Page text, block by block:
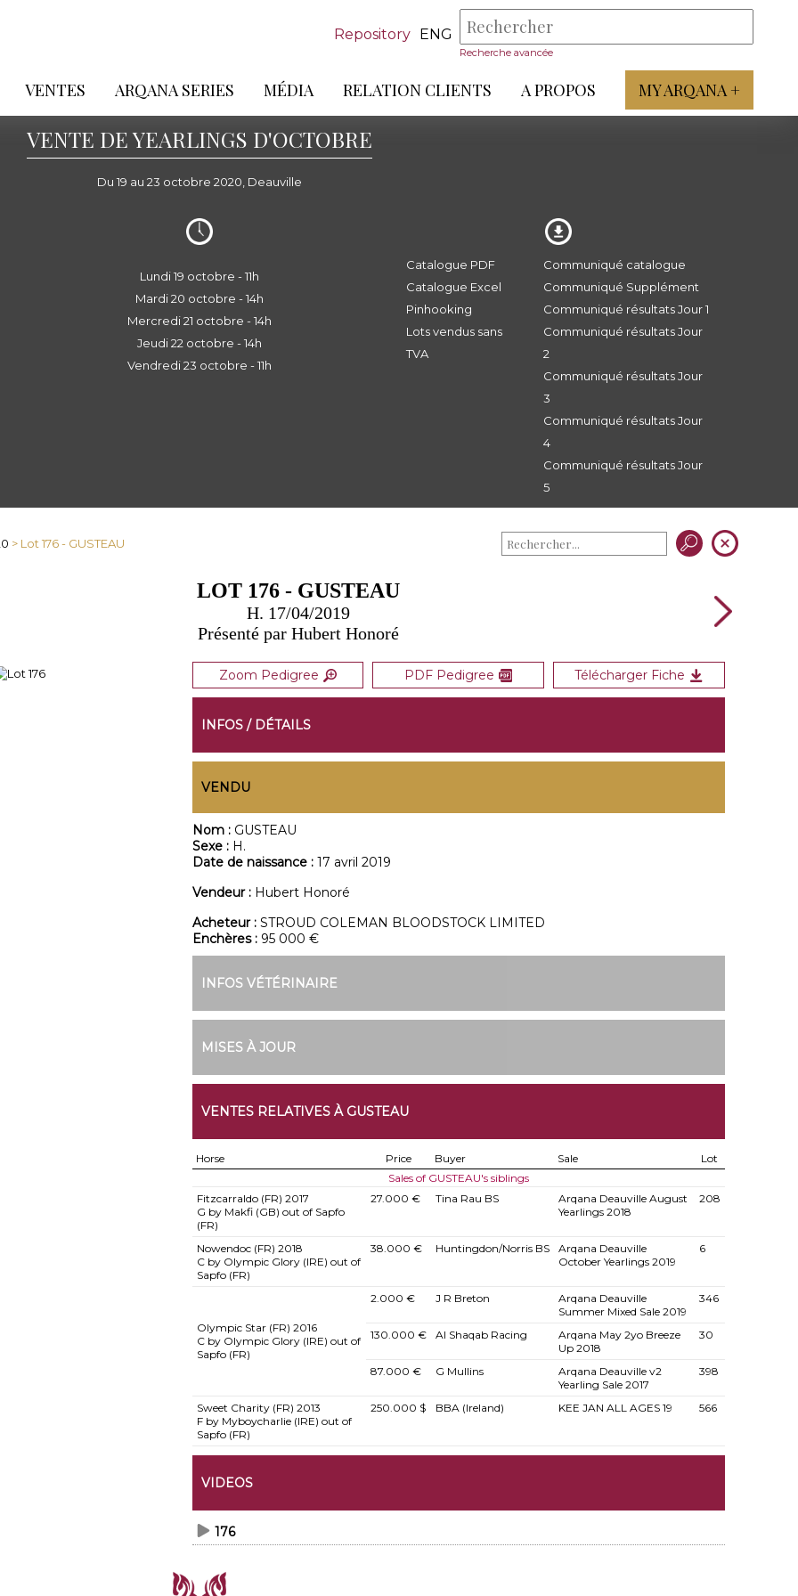
Repository ENG
Recherche avancée
VENTES ARQANA SERIES MÉDIA RELATION CLIENTS A PROPOS MY ARQANA +
VENTE DE YEARLINGS D'OCTOBRE
Du 19 au 23 octobre 2020, Deauville
Lundi 19 octobre - 11h
Mardi 20 octobre - 14h
Mercredi 21 octobre - 14h
Jeudi 22 octobre - 14h
Vendredi 23 octobre - 11h
Catalogue PDF
Catalogue Excel
Pinhooking
Lots vendus sans
TVA
Communiqué catalogue
Communiqué Supplément
Communiqué résultats Jour 1
Communiqué résultats Jour
2
Communiqué résultats Jour
3
Communiqué résultats Jour
4
Communiqué résultats Jour
5
> Lot 176 - GUSTEAU
LOT 176 - GUSTEAU
H. 17/04/2019
Présenté par Hubert Honoré
Zoom Pedigree PDF Pedigree Télécharger Fiche
INFOS / DÉTAILS
VENDU
Nom : GUSTEAU
Sexe : H.
Date de naissance : 17 avril 2019
Vendeur : Hubert Honoré
Acheteur : STROUD COLEMAN BLOODSTOCK LIMITED
Enchères : 95 000 €
INFOS VÉTÉRINAIRE
MISES À JOUR
VENTES RELATIVES À GUSTEAU
Horse Price Buyer Sale
Lot
Sales of GUSTEAU's siblings
Fitzcarraldo (FR) 2017
G by Makfi (GB) out of Sapfo
(FR)
27.000 € Tina Rau BS
Arqana Deauville August
Yearlings 2018
208
Nowendoc (FR) 2018
C by Olympic Glory (IRE) out of
Sapfo (FR)
38.000 € Huntingdon/Norris BS
Arqana Deauville
October Yearlings 2019
6
Olympic Star (FR) 2016
C by Olympic Glory (IRE) out of
Sapfo (FR)
2.000 € J R Breton
Arqana Deauville
Summer Mixed Sale 2019
346
130.000 € Al Shaqab Racing
Arqana May 2yo Breeze
Up 2018
30
87.000 € G Mullins
Arqana Deauville v2
Yearling Sale 2017
398
Sweet Charity (FR) 2013
F by Myboycharlie (IRE) out of
Sapfo (FR)
250.000 $ BBA (Ireland) KEE JAN ALL AGES 19 566
VIDEOS
176